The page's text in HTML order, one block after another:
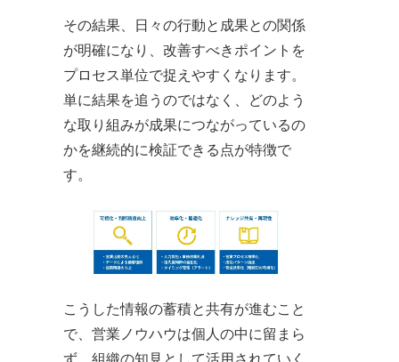
その結果、日々の行動と成果との関係
が明確になり、改善すべきポイントを
プロセス単位で捉えやすくなります。
単に結果を追うのではなく、どのよう
な取り組みが成果につながっているの
かを継続的に検証できる点が特徴で
す。
こうした情報の蓄積と共有が進むこと
で、営業ノウハウは個人の中に留まら